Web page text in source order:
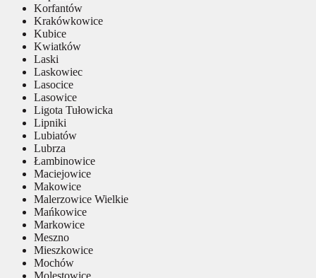
Korfantów
Krakówkowice
Kubice
Kwiatków
Laski
Laskowiec
Lasocice
Lasowice
Ligota Tułowicka
Lipniki
Lubiatów
Lubrza
Łambinowice
Maciejowice
Makowice
Malerzowice Wielkie
Mańkowice
Markowice
Meszno
Mieszkowice
Mochów
Molestowice